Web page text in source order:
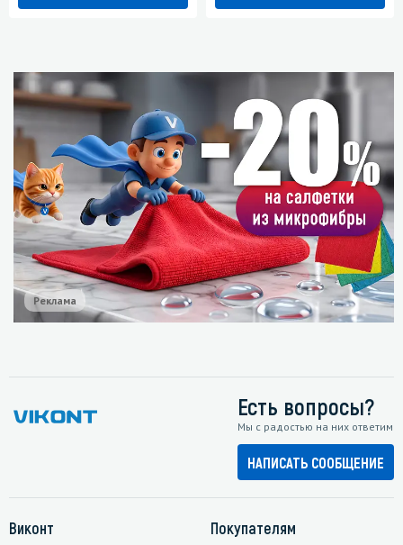
Реклама
Есть вопросы?
Мы с радостью на них ответим
НАПИСАТЬ СООБЩЕНИЕ
Виконт Покупателям